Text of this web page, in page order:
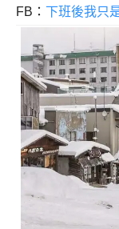
FB： 下班後我只